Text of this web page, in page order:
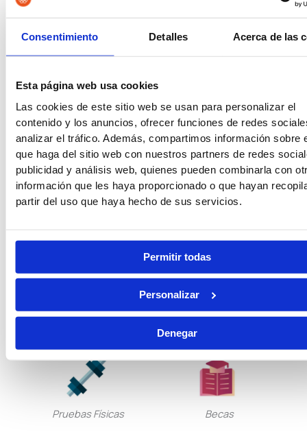
Consentimiento Detalles Acerca de las
Esta página web usa cookies
Las cookies de este sitio web se usan para personalizar el
contenido y los anuncios, ofrecer funciones de redes
analizar el tráfico. Además, compartimos información sobre
que haga del sitio web con nuestros partners de redes
publicidad y análisis web, quienes pueden combinarla con
información que les haya proporcionado o que hayan
partir del uso que haya hecho de sus servicios.
Permitir todas
Personalizar
Denegar
Vigilancia Aduanera
Instituciones
Oposiciones de Justicia Auxilio Judicial
Guarda Rural
Pruebas Físicas Becas